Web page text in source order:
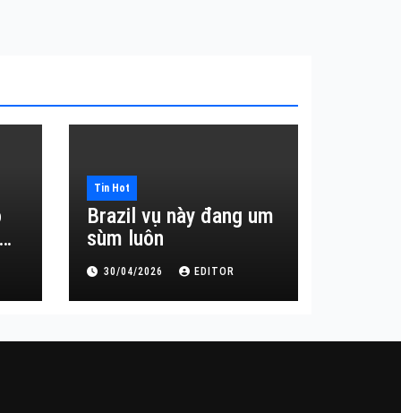
Tin Hot
Brazil vụ này đang um
sùm luôn
30/04/2026 EDITOR